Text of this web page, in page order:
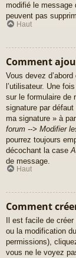
modifié le message
peuvent pas
Haut
Comment
Vous devez
l’utilisateur. Une
sur le formulaire de
signature par
ma signature » à
forum --> Modifier
pourrez toujours
décochant la case
de message.
Haut
Comment
Il est facile de
ou la modification
permissions),
vous ne le voyez